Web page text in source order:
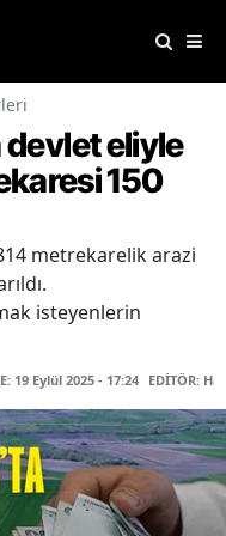
eliyle
150
metrekarelik arazi
isteyenlerin
19 Eylül 2025 - 17:24 EDİTÖR: